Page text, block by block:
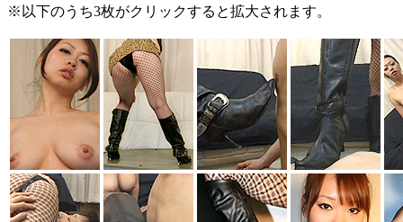
※以下のうち3枚がクリックすると拡大されます。